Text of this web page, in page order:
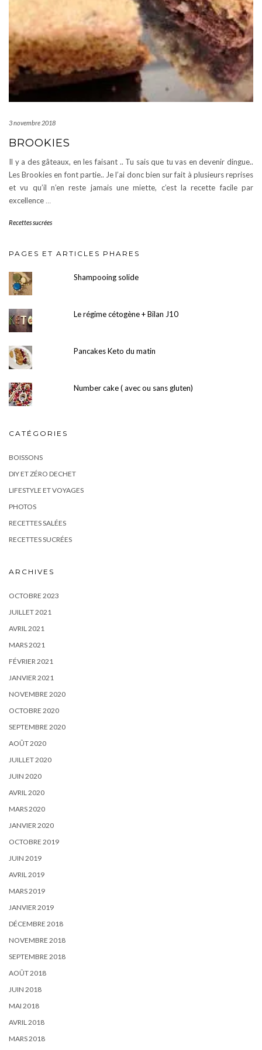
3 novembre 2018
BROOKIES
Il y a des gâteaux, en les faisant .. Tu sais que tu vas en devenir dingue..
Les Brookies en font partie.. Je l’ai donc bien sur fait à plusieurs reprises
et vu qu’il n’en reste jamais une miette, c’est la recette facile par
excellence …
Recettes sucrées
PAGES ET ARTICLES PHARES
Shampooing solide
Le régime cétogène + Bilan J10
Pancakes Keto du matin
Number cake ( avec ou sans gluten)
CATÉGORIES
BOISSONS
DIY ET ZÉRO DECHET
LIFESTYLE ET VOYAGES
PHOTOS
RECETTES SALÉES
RECETTES SUCRÉES
ARCHIVES
OCTOBRE 2023
JUILLET 2021
AVRIL 2021
MARS 2021
FÉVRIER 2021
JANVIER 2021
NOVEMBRE 2020
OCTOBRE 2020
SEPTEMBRE 2020
AOÛT 2020
JUILLET 2020
JUIN 2020
AVRIL 2020
MARS 2020
JANVIER 2020
OCTOBRE 2019
JUIN 2019
AVRIL 2019
MARS 2019
JANVIER 2019
DÉCEMBRE 2018
NOVEMBRE 2018
SEPTEMBRE 2018
AOÛT 2018
JUIN 2018
MAI 2018
AVRIL 2018
MARS 2018